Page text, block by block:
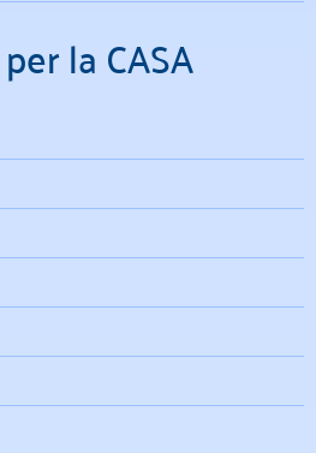
la CASA